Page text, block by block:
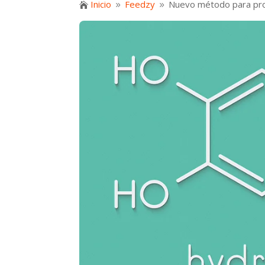
 Inicio 9 Feedzy 9 Nuevo método para